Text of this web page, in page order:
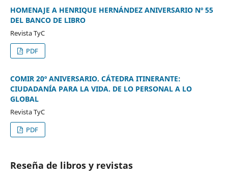
HOMENAJE A HENRIQUE HERNÁNDEZ ANIVERSARIO Nº 55
DEL BANCO DE LIBRO
Revista TyC
PDF
COMIR 20º ANIVERSARIO. CÁTEDRA ITINERANTE:
CIUDADANÍA PARA LA VIDA. DE LO PERSONAL A LO
GLOBAL
Revista TyC
PDF
Reseña de libros y revistas